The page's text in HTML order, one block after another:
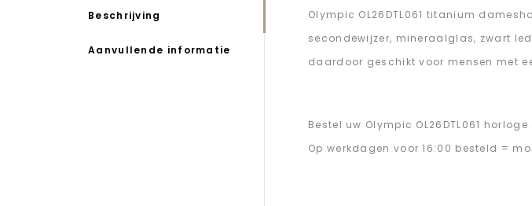
Beschrijving
Aanvullende informatie
Olympic OL26DTL061 titanium
secondewijzer, mineraalglas, zwart
daardoor geschikt voor mensen met
Bestel uw Olympic OL26DTL061
Op werkdagen voor 16:00 besteld =